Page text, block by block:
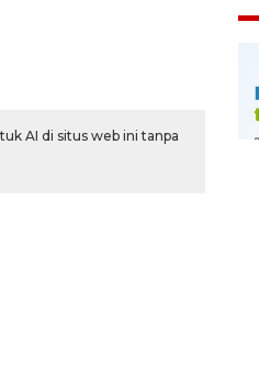
AI di situs web ini tanpa